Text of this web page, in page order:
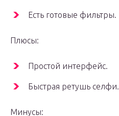
Есть готовые фильтры.
Плюсы:
Простой интерфейс.
Быстрая ретушь селфи.
Минусы: